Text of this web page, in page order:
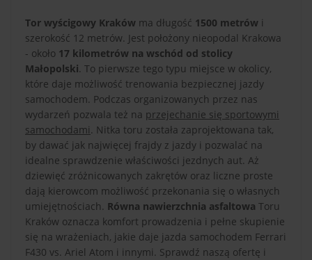
Tor wyścigowy Kraków ma długość 1500 metrów i
szerokość 12 metrów. Jest położony nieopodal Krakowa
- około 17 kilometrów na wschód od stolicy
Małopolski. To pierwsze tego typu miejsce w okolicy,
które daje możliwość trenowania bezpiecznej jazdy
samochodem. Podczas organizowanych przez nas
wydarzeń pozwala też na przejechanie się sportowymi
samochodami. Nitka toru została zaprojektowana tak,
by dawać jak najwięcej frajdy z jazdy i pozwalać na
idealne sprawdzenie właściwości jezdnych aut. Aż
dziewięć zróżnicowanych zakrętów oraz liczne proste
dają kierowcom możliwość przekonania się o własnych
umiejętnościach. Równa nawierzchnia asfaltowa Toru
Kraków oznacza komfort prowadzenia i pełne skupienie
się na wrażeniach, jakie daje jazda samochodem Ferrari
F430 vs. Ariel Atom i innymi. Sprawdź naszą ofertę i